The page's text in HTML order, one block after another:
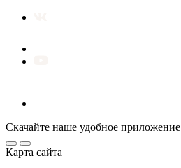
Скачайте наше удобное приложение
Карта сайта